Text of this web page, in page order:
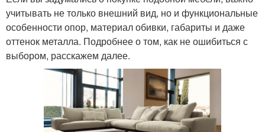
учитывать не только внешний вид, но и функциональные
особенности опор, материал обивки, габариты и даже
оттенок металла. Подробнее о том, как не ошибиться с
выбором, расскажем далее.